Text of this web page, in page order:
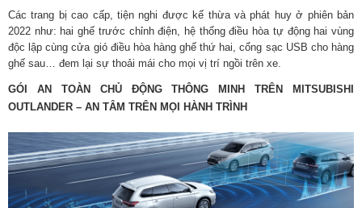
Các trang bị cao cấp, tiện nghi được kế thừa và phát huy ở phiên bản
2022 như: hai ghế trước chỉnh điện, hệ thống điều hòa tự động hai vùng
độc lập cùng cửa gió điều hòa hàng ghế thứ hai, cổng sạc USB cho hàng
ghế sau… đem lại sự thoải mái cho mọi vị trí ngồi trên xe.
GÓI AN TOÀN CHỦ ĐỘNG THÔNG MINH TRÊN MITSUBISHI
OUTLANDER – AN TÂM TRÊN MỌI HÀNH TRÌNH